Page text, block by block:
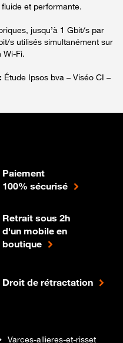
et performante.
jusqu’à 1 Gbit/s par
s utilisés simultanément sur
Wi-Fi.
Étude Ipsos bva – Viséo CI –
Paiement
100% sécurisé
Retrait sous 2h
d'un mobile en
boutique
Droit de rétractation
Varces-allieres-et-risset